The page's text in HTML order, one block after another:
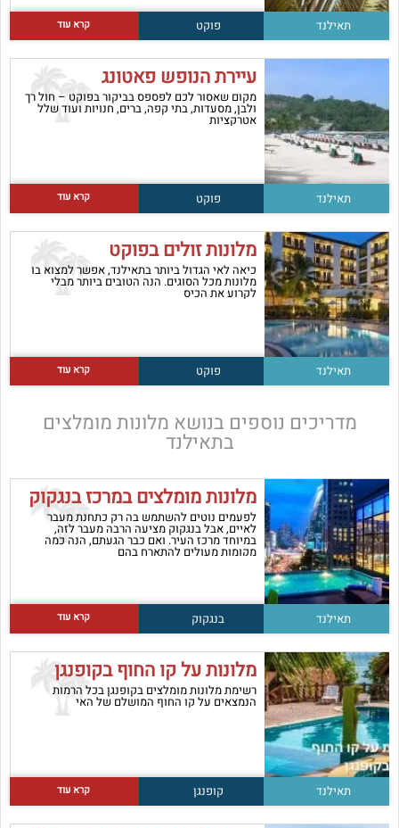
תאילנד פוקט קרא עוד
עיירת הנופש פאטונג
מקום שאסור לכם לפספס בביקור בפוקט – חול רך
ולבן, מסעדות, בתי קפה, ברים, חנויות ועוד שלל
אטרקציות
תאילנד פוקט קרא עוד
מלונות זולים בפוקט
כיאה לאי הגדול ביותר בתאילנד, אפשר למצוא בו
מלונות מכל הסוגים. הנה הטובים ביותר מבלי
לקרוע את הכיס
תאילנד פוקט קרא עוד
מדריכים נוספים בנושא מלונות מומלצים
בתאילנד
מלונות מומלצים במרכז בנגקוק
לפעמים נוטים להשתמש בה רק כתחנת מעבר
לאיים, אבל בנגקוק מציעה הרבה מעבר לזה,
במיוחד מרכז העיר. ואם כבר הגעתם, הנה כמה
מקומות מעולים להתארח בהם
תאילנד בנגקוק קרא עוד
מלונות על קו החוף בקופנגן
רשימת מלונות מומלצים בקופנגן בכל הרמות
הנמצאים על קו החוף המושלם של האי
תאילנד קופנגן קרא עוד